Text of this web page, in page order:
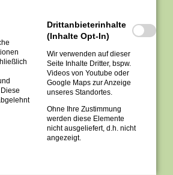
sachsen.de
Drittanbieterinhalte
(Inhalte Opt-In)
Wir verwenden auf dieser
Seite Inhalte Dritter, bspw.
Videos von Youtube oder
Google Maps zur Anzeige
unseres Standortes.
Ohne Ihre Zustimmung
werden diese Elemente
nicht ausgeliefert, d.h. nicht
angezeigt.